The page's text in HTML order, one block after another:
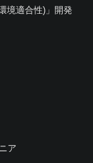
境適合性)」開発
ア